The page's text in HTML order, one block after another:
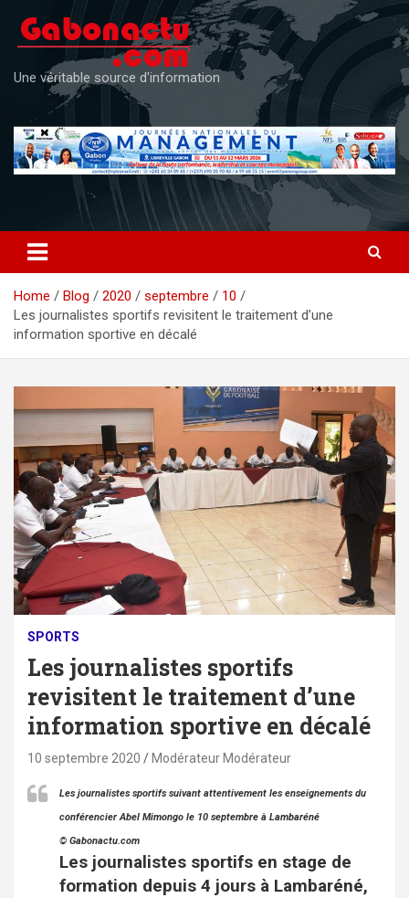
content
Une véritable source d'information
Home Blog 2020 septembre
10
Les journalistes sportifs revisitent le traitement d’une
information sportive en décalé
SPORTS
Les journalistes sportifs
revisitent le traitement d’une
information sportive en décalé
10 septembre 2020 Modérateur Modérateur
Les journalistes sportifs suivant attentivement les enseignements du
conférencier Abel Mimongo le 10 septembre à Lambaréné
© Gabonactu.com
Les journalistes sportifs en stage de
formation depuis 4 jours à Lambaréné,